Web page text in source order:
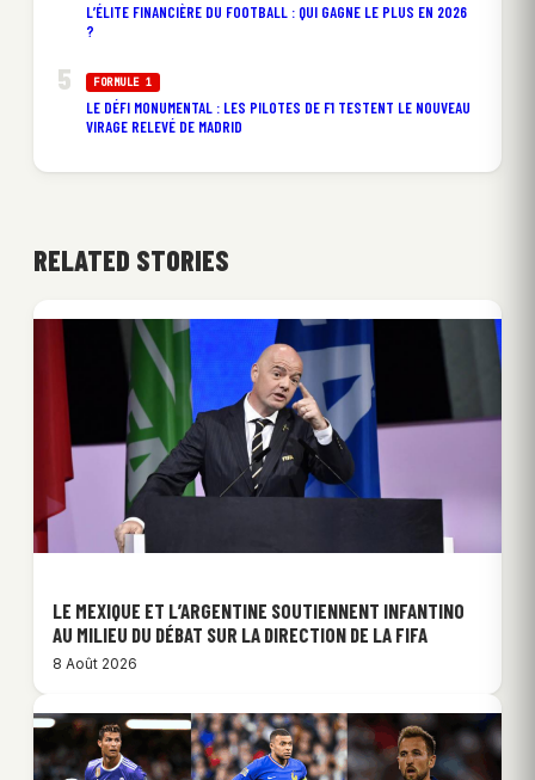
L’ÉLITE FINANCIÈRE DU FOOTBALL : QUI GAGNE LE PLUS EN 2026
?
FORMULE 1
LE DÉFI MONUMENTAL : LES PILOTES DE F1 TESTENT LE NOUVEAU
VIRAGE RELEVÉ DE MADRID
RELATED STORIES
LE MEXIQUE ET L’ARGENTINE SOUTIENNENT INFANTINO
AU MILIEU DU DÉBAT SUR LA DIRECTION DE LA FIFA
8 Août 2026